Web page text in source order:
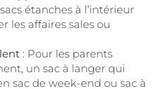
étanches à l’intérieur
les affaires sales ou
: Pour les parents
un sac à langer qui
sac de week-end ou sac à